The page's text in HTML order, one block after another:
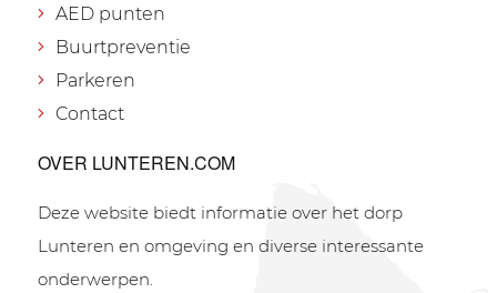
AED punten
Buurtpreventie
Parkeren
Contact
OVER LUNTEREN.COM
Deze website biedt informatie over het dorp
Lunteren en omgeving en diverse interessante
onderwerpen.